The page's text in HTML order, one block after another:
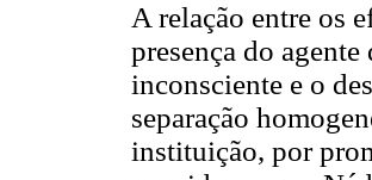
A relação entre os
presença do
inconsciente e o
separação
instituição, por